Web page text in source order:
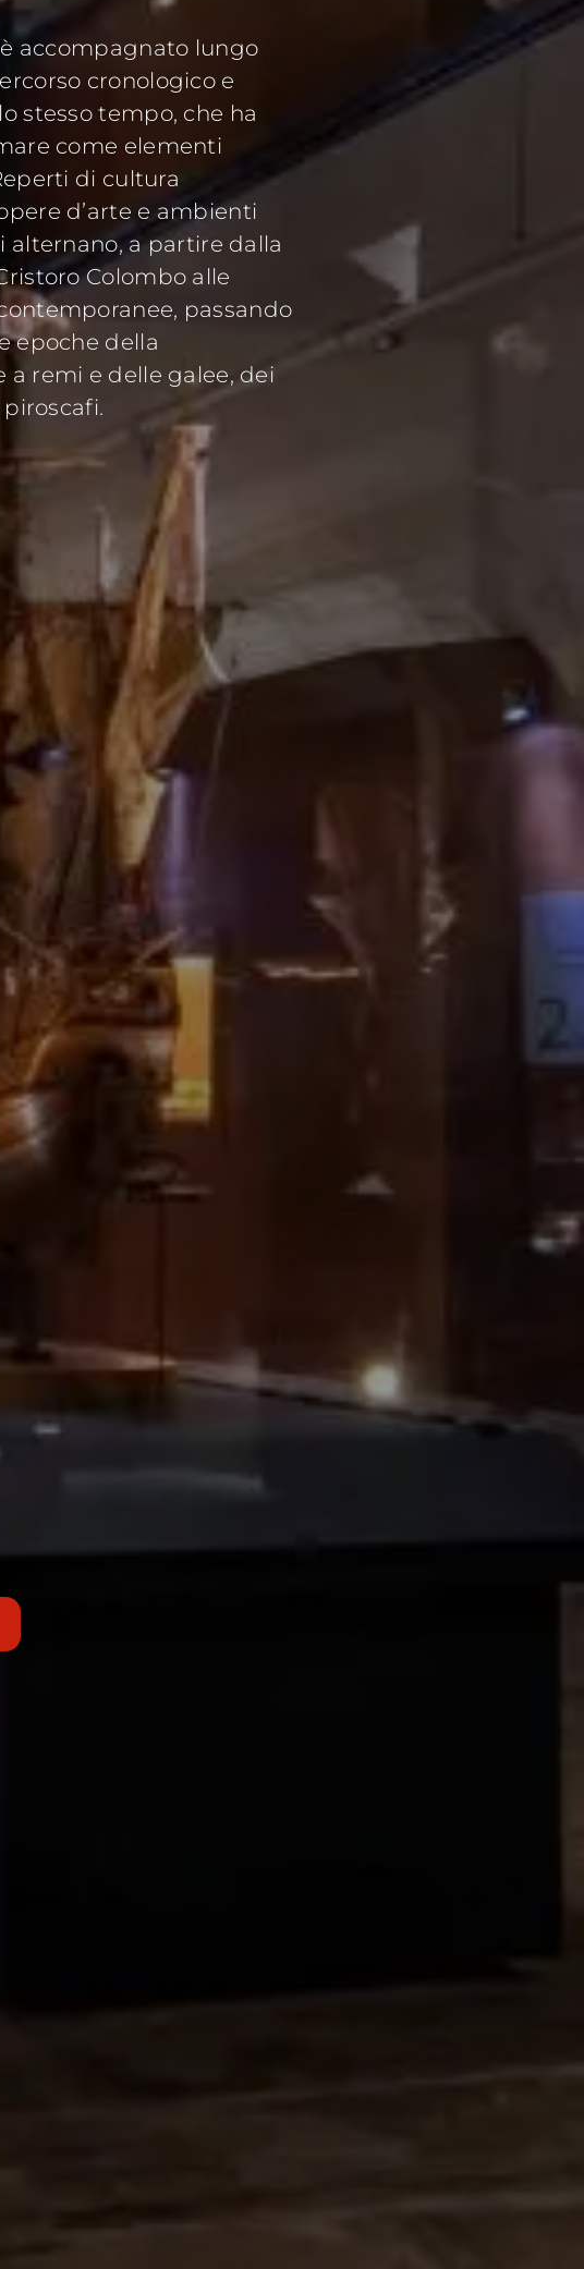
accompagnato lungo
cronologico e
stesso tempo, che ha
come elementi
di cultura
d’arte e ambienti
alternano, a partire dalla
Colombo alle
passando
epoche della
a remi e delle galee, dei